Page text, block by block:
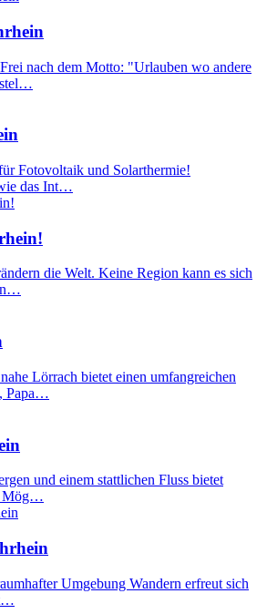
nach dem Motto: "Urlauben wo andere
stel…
Fotovoltaik und Solarthermie!
das Int…
die Welt. Keine Region kann es sich
Lörrach bietet einen umfangreichen
Papa…
und einem stattlichen Fluss bietet
Mög…
Umgebung Wandern erfreut sich